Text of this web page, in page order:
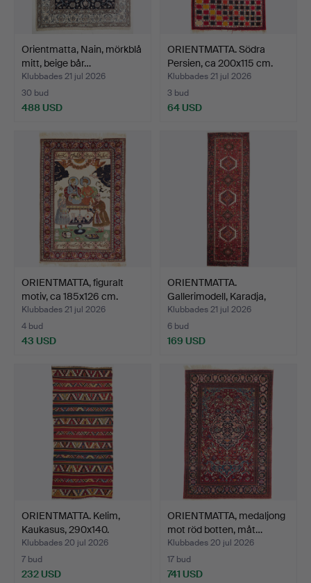
Orientmatta, Nain, mörkblå
mitt, beige bår…
Klubbades 21 jul 2026
30 bud
488 USD
ORIENTMATTA. Södra
Persien, ca 200x115 cm.
Klubbades 21 jul 2026
3 bud
64 USD
ORIENTMATTA, figuralt
motiv, ca 185x126 cm.
Klubbades 21 jul 2026
4 bud
43 USD
ORIENTMATTA.
Gallerimodell, Karadja,
semia…
Klubbades 21 jul 2026
6 bud
169 USD
ORIENTMATTA. Kelim,
Kaukasus, 290x140.
Klubbades 20 jul 2026
7 bud
232 USD
ORIENTMATTA, medaljong
mot röd botten, måt…
Klubbades 20 jul 2026
17 bud
741 USD